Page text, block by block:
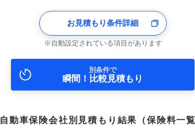
お見積もり条件詳細
自動設定されている項目があります
別条件で
瞬間！比較見積もり
自動車保険会社別見積もり結果 （保険料一覧